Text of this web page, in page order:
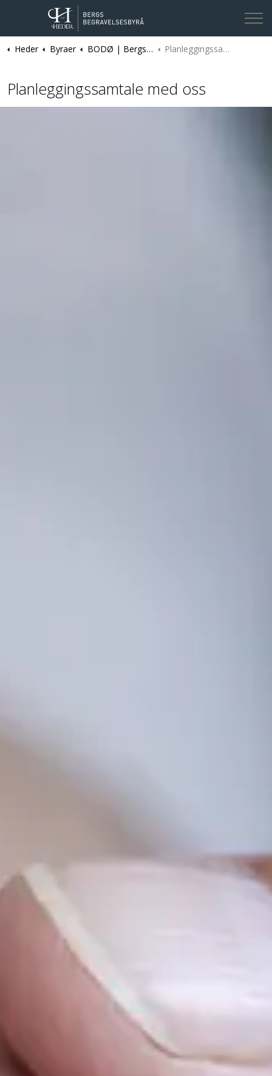
Kontakt oss
Heder Byraer BODØ | Bergs Begravelsesbyrå Planleggingssamtale
Planleggingssamtale med oss